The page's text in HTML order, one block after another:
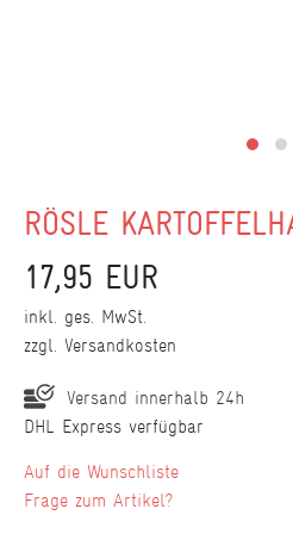
RÖSLE
17,95 EUR
inkl. ges. MwSt.
zzgl. Versandkosten
Versand innerhalb 24h
DHL Express verfügbar
Wunschliste
Frage zum Artikel?